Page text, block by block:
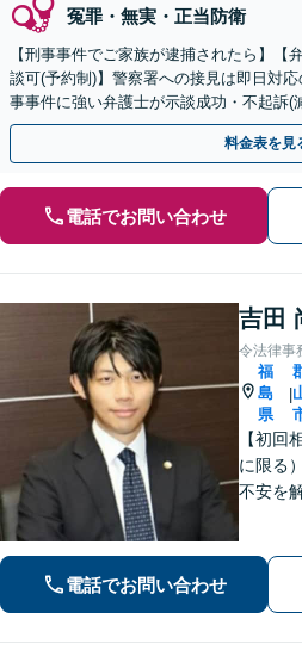
冤罪・無実・正当防衛
【刑事事件でご家族が逮捕されたら】【
談可(予約制)】警察署への接見は即日対
事事件に強い弁護士が示談成功・不起訴(
トします。【加害者側の相談専門】
料金表を見
電話でお問い合わせ
吉田
令法律事
福
島
県
|
【初回
に限る
不安を
え込ま
【分割
電話でお問い合わせ